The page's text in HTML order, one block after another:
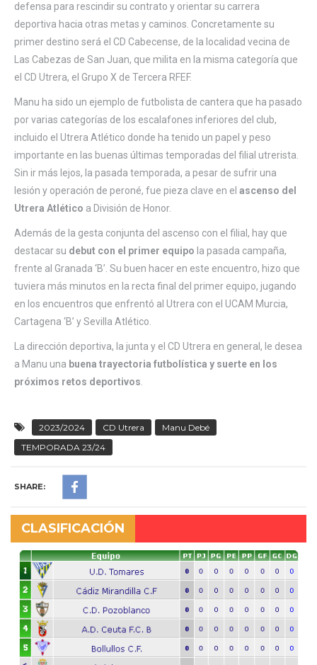
defensa para rescindir su contrato y orientar su carrera
deportiva hacia otras metas y caminos. Concretamente su
primer destino será el CD Cabecense, de la localidad vecina de
Las Cabezas de San Juan, que milita en la misma categoría que
el CD Utrera, el Grupo X de Tercera RFEF.
Manu ha sido un ejemplo de futbolista de cantera que ha pasado
por varias categorías de los escalafones inferiores del club,
incluido el Utrera Atlético donde ha tenido un papel y peso
importante en las buenas últimas temporadas del filial utrerista.
Sin ir más lejos, la pasada temporada, a pesar de sufrir una
lesión y operación de peroné, fue pieza clave en el ascenso del
Utrera Atlético a División de Honor.
Además de la gesta conjunta del ascenso con el filial, hay que
destacar su debut con el primer equipo la pasada campaña,
frente al Granada ‘B’. Su buen hacer en este encuentro, hizo que
tuviera más minutos en la recta final del primer equipo, jugando
en los encuentros que enfrentó al Utrera con el UCAM Murcia,
Cartagena ‘B’ y Sevilla Atlético.
La dirección deportiva, la junta y el CD Utrera en general, le desea
a Manu una buena trayectoria futbolística y suerte en los
próximos retos deportivos
2023/2024 CD Utrera
Manu Debé
TEMPORADA 23/24
SHARE:
CLASIFICACIÓN